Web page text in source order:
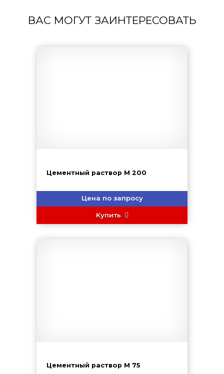
ВАС МОГУТ ЗАИНТЕРЕСОВАТЬ
Цементный раствор М 200
Цена по запросу
Купить
Цементный раствор М 75